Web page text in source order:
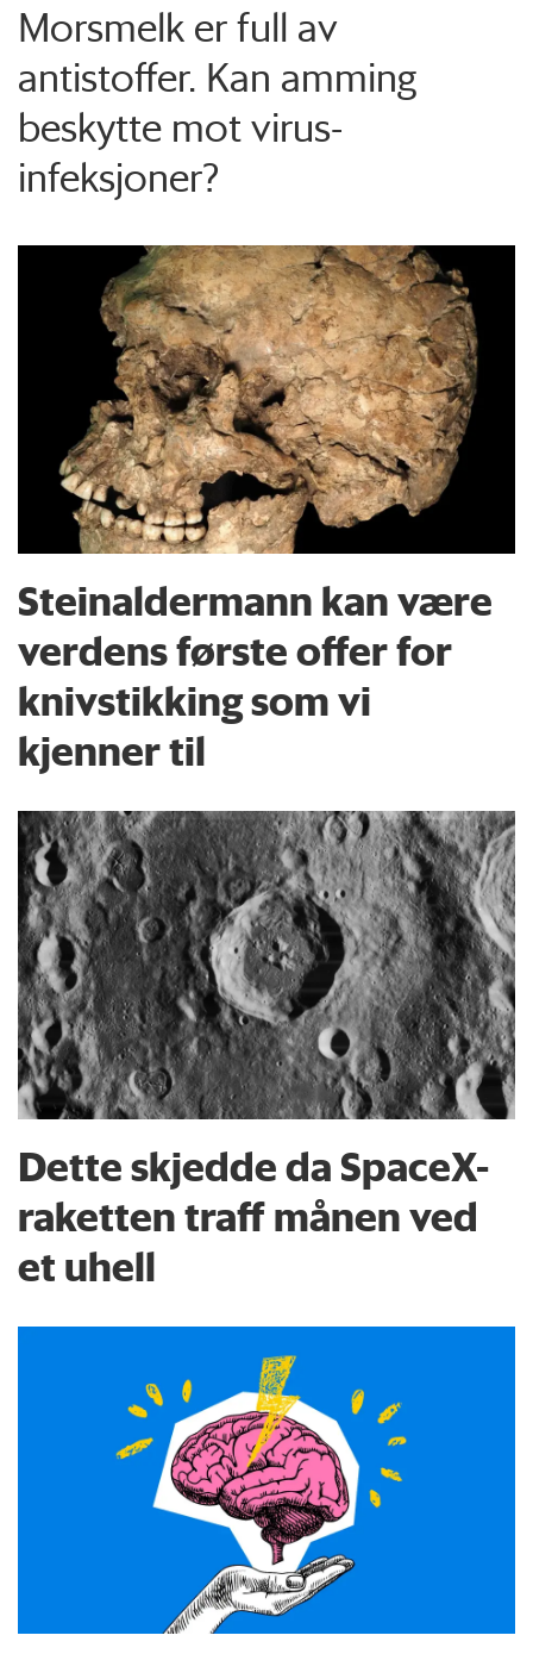
Morsmelk er full av
antistoffer. Kan amming
beskytte mot virus-
infeksjoner?
Steinaldermann kan være
verdens første offer for
knivstikking som vi
kjenner til
Dette skjedde da SpaceX-
raketten traff månen ved
et uhell